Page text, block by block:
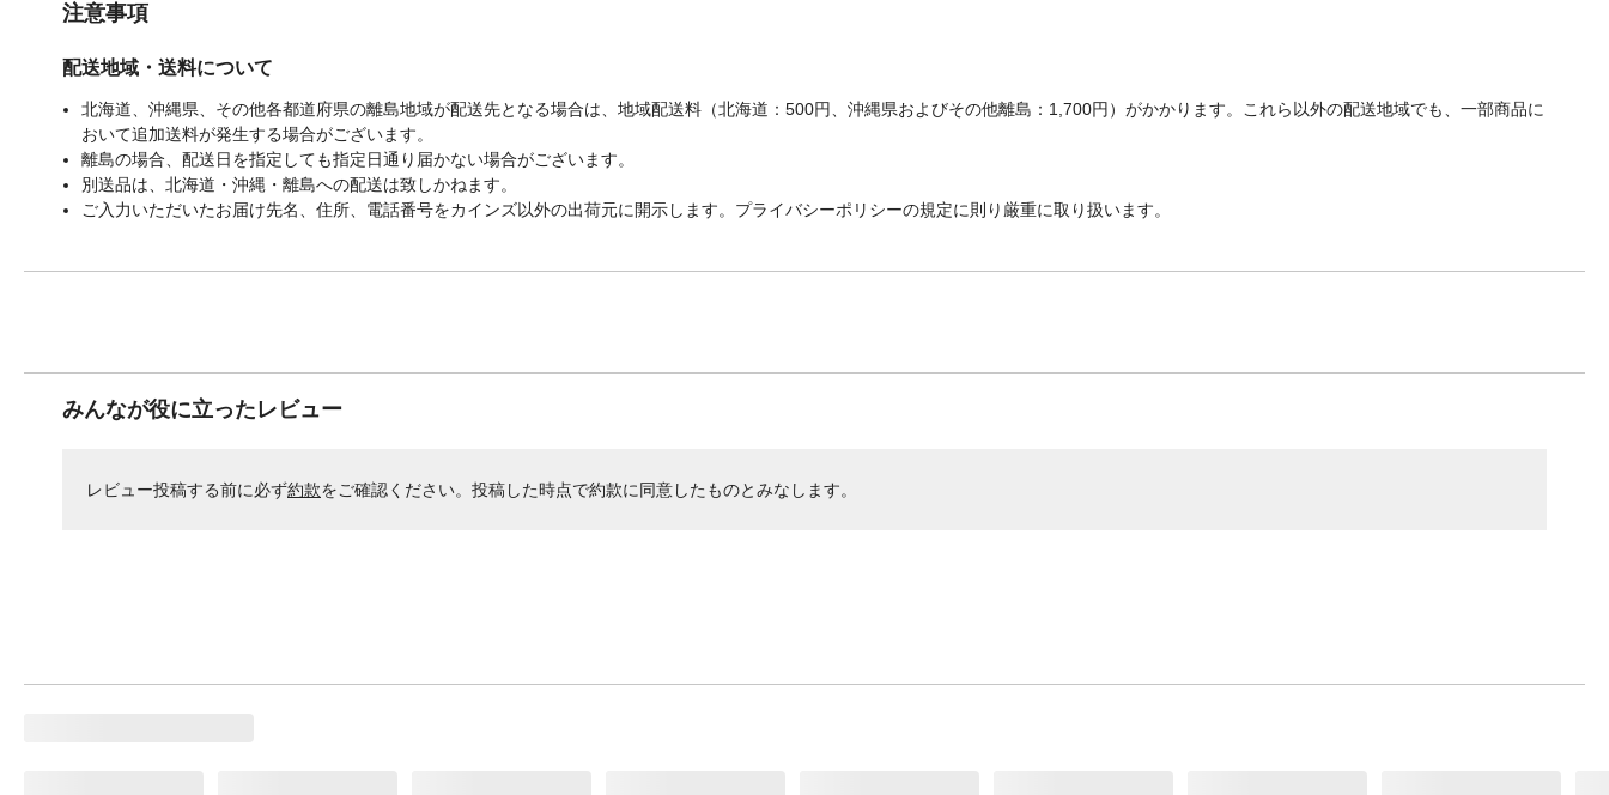
注意事項
配送地域・送料について
北海道、沖縄県、その他各都道府県の離島地域が配送先となる場合は、地域配送料（北海道：500円、沖縄県およびその他離島：1,700円）がかかります。これら以外の配送地域でも、一部商品に
おいて追加送料が発生する場合がございます。
離島の場合、配送日を指定しても指定日通り届かない場合がございます。
別送品は、北海道・沖縄・離島への配送は致しかねます。
ご入力いただいたお届け先名、住所、電話番号をカインズ以外の出荷元に開示します。プライバシーポリシーの規定に則り厳重に取り扱います。
みんなが役に立ったレビュー
レビュー投稿する前に必ず約款をご確認ください。投稿した時点で約款に同意したものとみなします。